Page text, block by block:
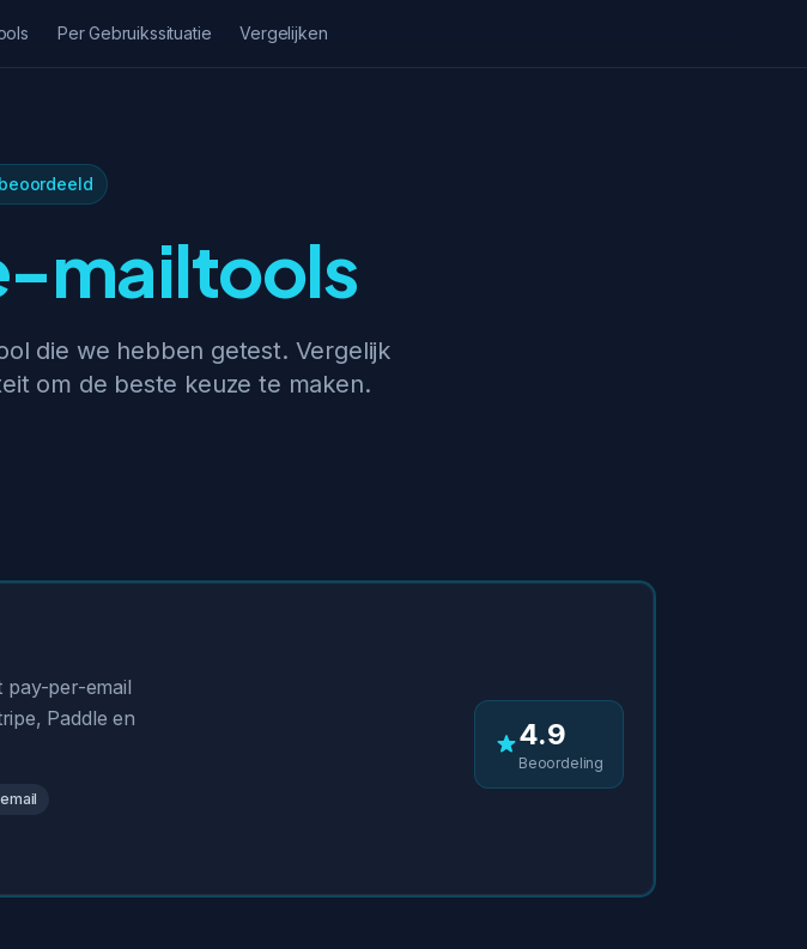
Per Gebruikssituatie Vergelijken
mailtools
die we hebben getest. Vergelijk
om de beste keuze te maken.
pay-per-email
Paddle en
4.9
Beoordeling